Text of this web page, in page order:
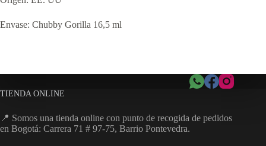
Envase: Chubby Gorilla 16,5 ml
TIENDA ONLINE
📍 Somos una tienda online con punto de recogida de pedidos
en Bogotá: Carrera 71 # 97-75, Barrio Pontevedra.